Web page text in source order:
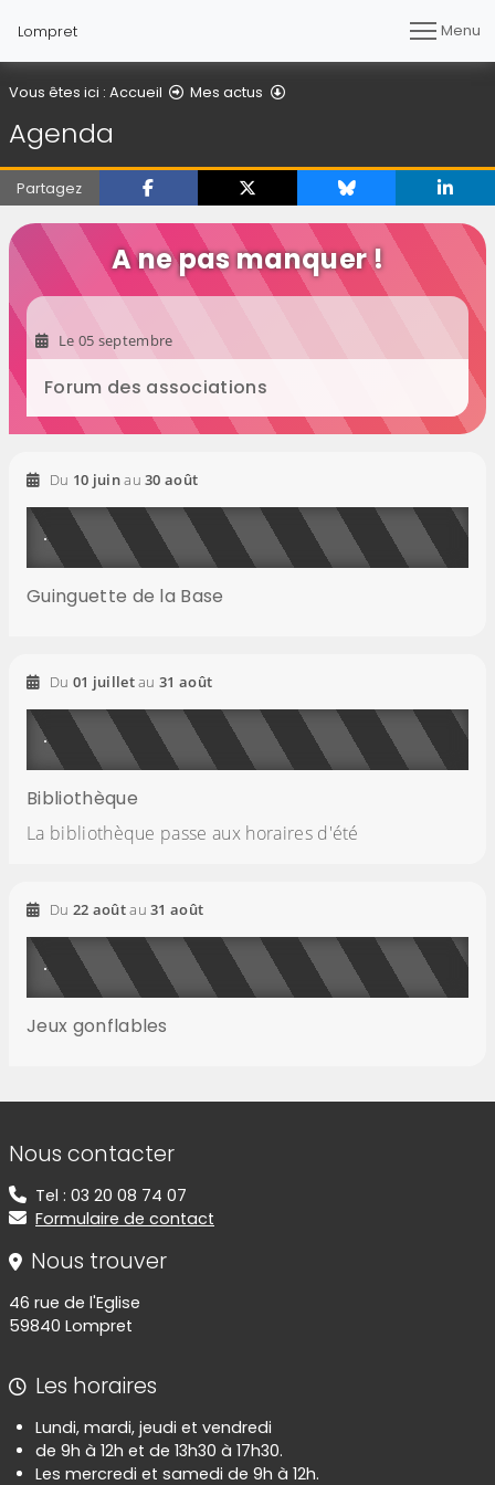
Lompret Menu
Vous êtes ici : Accueil Mes actus
Agenda
Partagez
A ne pas manquer !
Forum des associations
Le 05 septembre2026
Du 10 juin2026
au 30 août2026
Guinguette de la Base
Du 01 juillet2026
au 31 août2026
Bibliothèque
La bibliothèque passe aux horaires d'été
Du 22 août2026
au 31 août2026
Jeux gonflables
Informations de contact
Nous contacter
Tel : 03 20 08 74 07
Formulaire de contact
Nous trouver
46 rue de l'Eglise
59840 Lompret
Les horaires
Lundi, mardi, jeudi et vendredi
de 9h à 12h et de 13h30 à 17h30.
Les mercredi et samedi de 9h à 12h.